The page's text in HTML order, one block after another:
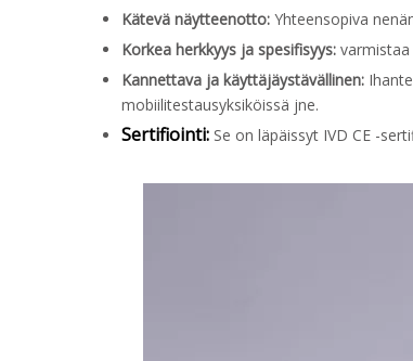
Kätevä näytteenotto: Yhteensopiva
Korkea herkkyys ja spesifisyys:
Kannettava ja käyttäjäystävällinen:
mobiilitestausyksiköissä jne.
Sertifiointi: Se on läpäissyt IVD CE -